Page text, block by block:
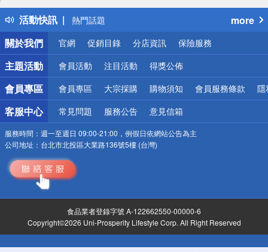
活動快訊
得獎公告
熱門話題
銀行優惠
偏遠地區配送
詐騙網頁！請小心！
more
關於我們
官網 促銷目錄 分店資訊 保險服務
主題活動 會員活動 注目活動 得獎公佈
會員專區 會員專區 大宗採購 購物須知 會員服務條款 隱
客服中心 常見問題 服務公告 意見信箱
服務時間： 週一至週日 09:00-21:00，例假日依網站公告為主
公司地址： 台北市北投區大業路136號5樓 (台灣)
食品業者登錄字號 A-122662550-00000-6
Copyright©2026 Uni-Prosperity Lifestyle Corp. All Right Reserved